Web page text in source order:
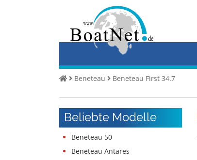
Verkäufer
Private
Beneteau Beneteau First 34.7
Beliebte Modelle
Beneteau 50
Beneteau Antares